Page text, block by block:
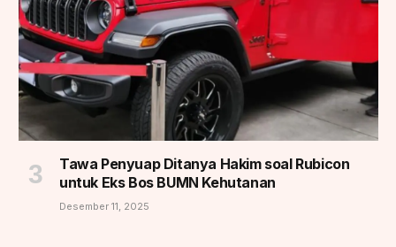
Tawa Penyuap Ditanya Hakim soal Rubicon
untuk Eks Bos BUMN Kehutanan
Desember 11, 2025